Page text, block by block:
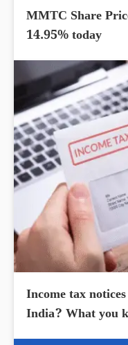
MMTC Share
14.95% today
Income tax
India? What you